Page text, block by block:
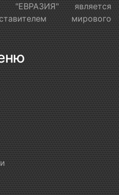
"ЕВРАЗИЯ" является
мирового